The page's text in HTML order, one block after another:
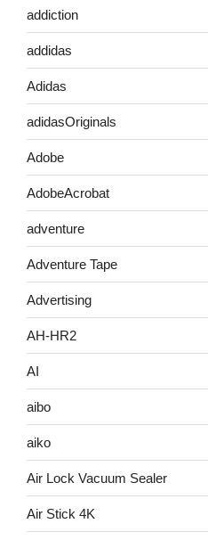
addiction
addidas
Adidas
adidasOriginals
Adobe
AdobeAcrobat
adventure
Adventure Tape
Advertising
AH-HR2
AI
aibo
aiko
Air Lock Vacuum Sealer
Air Stick 4K